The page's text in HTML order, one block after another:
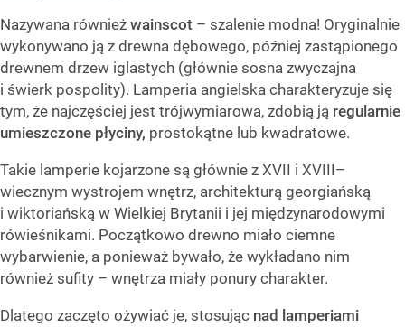
Nazywana również wainscot – szalenie modna! Oryginalnie
wykonywano ją z drewna dębowego, później zastąpionego
drewnem drzew iglastych (głównie sosna zwyczajna
i świerk pospolity). Lamperia angielska charakteryzuje się
tym, że najczęściej jest trójwymiarowa, zdobią ją regularnie
umieszczone płyciny, prostokątne lub kwadratowe.
Takie lamperie kojarzone są głównie z XVII i XVIII–
wiecznym wystrojem wnętrz, architekturą georgiańską
i wiktoriańską w Wielkiej Brytanii i jej międzynarodowymi
rówieśnikami. Początkowo drewno miało ciemne
wybarwienie, a ponieważ bywało, że wykładano nim
również sufity – wnętrza miały ponury charakter.
Dlatego zaczęto ożywiać je, stosując nad lamperiami